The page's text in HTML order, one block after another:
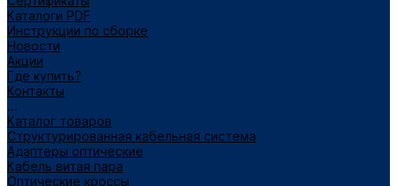
Каталоги PDF
Инструкции по сборке
Новости
Акции
Где купить?
Контакты
...
Каталог товаров
Структурированная кабельная система
Адаптеры оптические
Кабель витая пара
Оптические кроссы